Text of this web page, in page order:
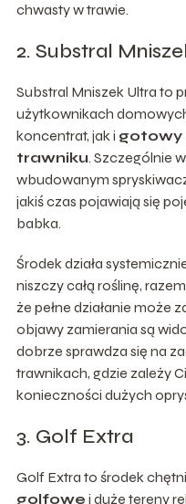
chwasty w trawie.
2. Substral
Substral Mniszek Ultra to
użytkownikach
koncentrat, jak i gotowy
trawniku. Szczególnie
wbudowanym
jakiś czas pojawiają się
babka.
Środek działa
niszczy całą roślinę,
że pełne działanie może
objawy zamierania są
dobrze sprawdza się na
trawnikach, gdzie zależy
konieczności dużych
3. Golf Extra
Golf Extra to środek
golfowe i duże tereny